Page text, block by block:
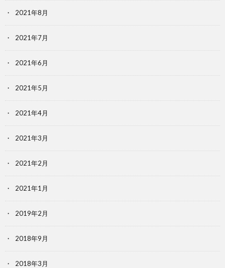
2021年8月
2021年7月
2021年6月
2021年5月
2021年4月
2021年3月
2021年2月
2021年1月
2019年2月
2018年9月
2018年3月